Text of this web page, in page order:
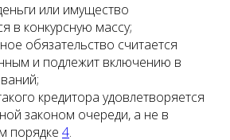
или имущество
в конкурсную массу;
обязательство считается
и подлежит включению в
кредитора удовлетворяется
законом очереди, а не в
порядке 4.